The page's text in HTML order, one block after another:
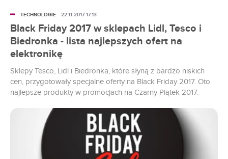
Black Friday 2017 w sklepach Lidl, Tesco i
Biedronka - lista najlepszych ofert na
elektronikę
Sklepy Tesco, Lidl i Biedronka, które słyną z bardzo niskich
cen, przygotowały specjalne oferty na Black Friday 2017. Oto
najlepsze produkty w promocjach na Czarny Piątek 2017.
TECHNOLOGIE 22.11.2017 17:13